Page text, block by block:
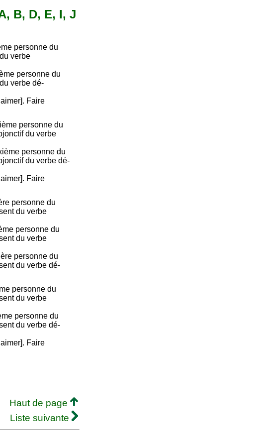
B, D, E, I, J
personne du
verbe
personne du
verbe dé-
Faire
personne du
du verbe
personne du
du verbe dé-
Faire
personne du
du verbe
personne du
du verbe
personne du
du verbe dé-
personne du
du verbe
personne du
du verbe dé-
Faire
Haut de page
Liste suivante